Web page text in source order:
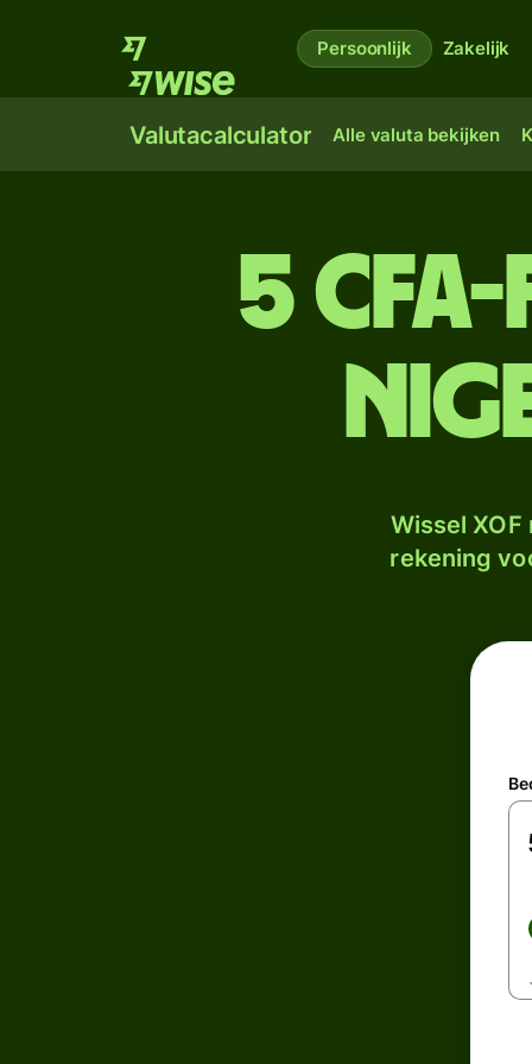
Persoonlijk Zakelijk
Valutacalculator Alle valuta bekijken
5
Wissel
rekening